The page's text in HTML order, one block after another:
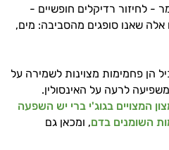
- לחיזור רדיקלים חופשיים -
אלה שאנו סופגים מהסביבה: מים,
הן פחמימות מצוינות לשמירה על
לרעה על האינסולין.
המצויים בגוג'י ברי יש השפעה
השומנים בדם, ומכאן גם